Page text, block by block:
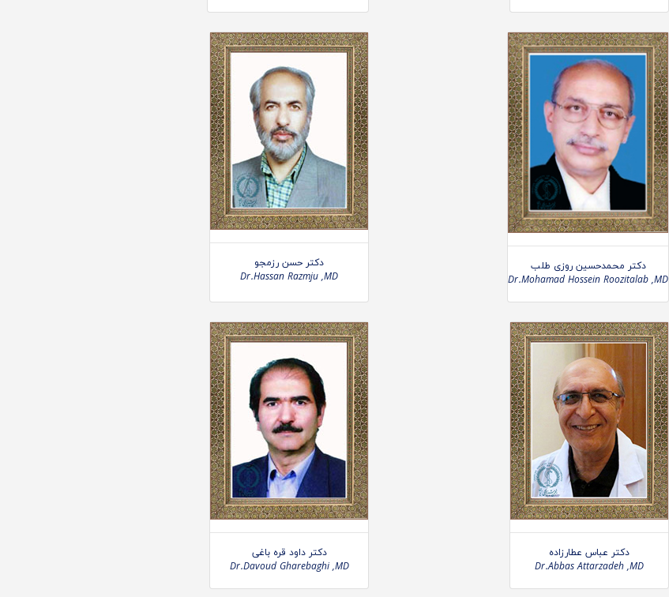
دکتر محمدحسین روزی طلب
Dr.Mohamad Hossein Roozitalab ,MD
دکتر حسن رزمجو
Dr.Hassan Razmju ,MD
دکتر عباس عطارزاده
Dr.Abbas Attarzadeh ,MD
دکتر داود قره باغی
Dr.Davoud Gharebaghi ,MD